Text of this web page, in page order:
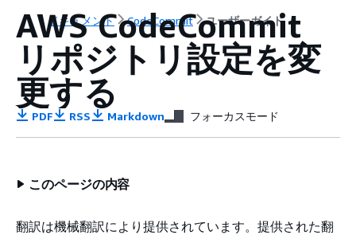
ドキュメント CodeCommit ユーザーガイド
AWS CodeCommit
リポジトリ設定を変
更する
PDF RSS Markdown フォーカスモード
このページの内容
翻訳は機械翻訳により提供されています。提供された翻